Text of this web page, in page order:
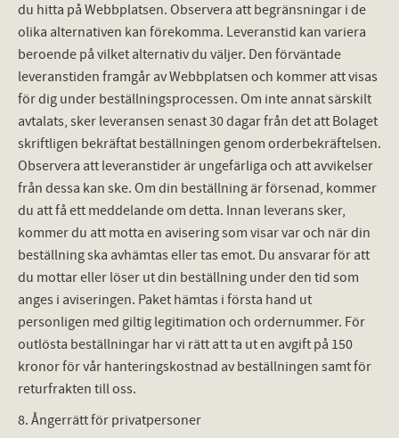
du hitta på Webbplatsen. Observera att begränsningar i de
olika alternativen kan förekomma. Leveranstid kan variera
beroende på vilket alternativ du väljer. Den förväntade
leveranstiden framgår av Webbplatsen och kommer att visas
för dig under beställningsprocessen. Om inte annat särskilt
avtalats, sker leveransen senast 30 dagar från det att Bolaget
skriftligen bekräftat beställningen genom orderbekräftelsen.
Observera att leveranstider är ungefärliga och att avvikelser
från dessa kan ske. Om din beställning är försenad, kommer
du att få ett meddelande om detta. Innan leverans sker,
kommer du att motta en avisering som visar var och när din
beställning ska avhämtas eller tas emot. Du ansvarar för att
du mottar eller löser ut din beställning under den tid som
anges i aviseringen. Paket hämtas i första hand ut
personligen med giltig legitimation och ordernummer. För
outlösta beställningar har vi rätt att ta ut en avgift på 150
kronor för vår hanteringskostnad av beställningen samt för
returfrakten till oss.
8. Ångerrätt för privatpersoner